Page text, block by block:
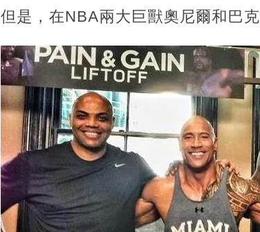
但是，在NBA兩大巨獸奧尼爾和巴克